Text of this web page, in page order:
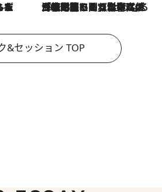
2026.8.3
「住宅建てられない…」「サーチャージ料の高値が続いている」ホルムズ海峡封鎖による影響はいつまで続く？《エネルギー専門家に聞く“どうなる日本の暮らし”》
&セッション TOP